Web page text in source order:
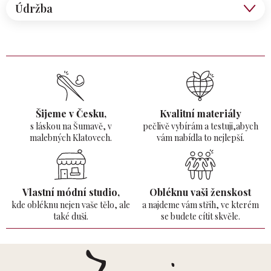
Údržba
Šijeme v Česku,
s láskou na Šumavě, v
malebných Klatovech.
Kvalitní materiály
pečlivě vybírám a testuji,abych
vám nabídla to nejlepší.
Vlastní módní studio,
kde obléknu nejen vaše tělo, ale
také duši.
Obléknu vaši ženskost
a najdeme vám střih, ve kterém
se budete cítit skvěle.